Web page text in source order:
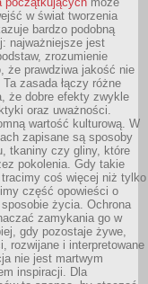
w świat tworzenia
bardzo podobną
najważniejsze jest
zrozumienie
że prawdziwa jakość nie
zasada łączy różne
że dobre efekty zwykle
oraz uważności.
wartość kulturową. W
zapisane są sposoby
tkaniny czy gliny, które
pokolenia. Gdy takie
coś więcej niż tylko
część opowieści o
życia. Ochrona
zamykania go w
gdy pozostaje żywe,
rozwijane i interpretowane
nie jest martwym
inspiracji. Dla